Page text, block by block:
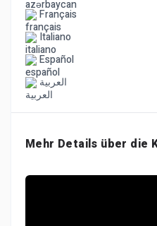
Français
Italiano
Español
العربية
Mehr Details über die